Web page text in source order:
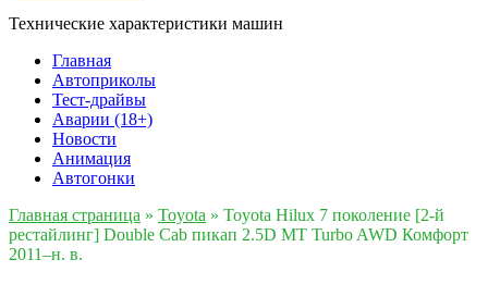
Технические характеристики машин
Главная
Автоприколы
Тест-драйвы
Аварии (18+)
Новости
Анимация
Автогонки
Главная страница » Toyota » Toyota Hilux 7 поколение [2-й
рестайлинг] Double Cab пикап 2.5D MT Turbo AWD Комфорт
2011–н. в.